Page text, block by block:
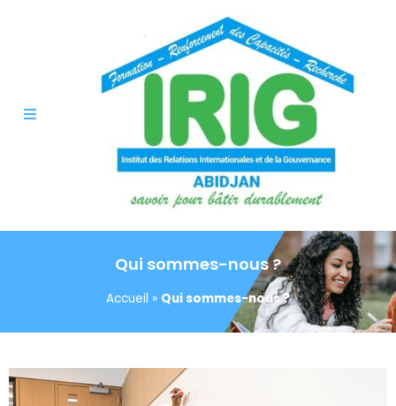
Qui sommes-nous ?
Accueil » Qui sommes-nous ?